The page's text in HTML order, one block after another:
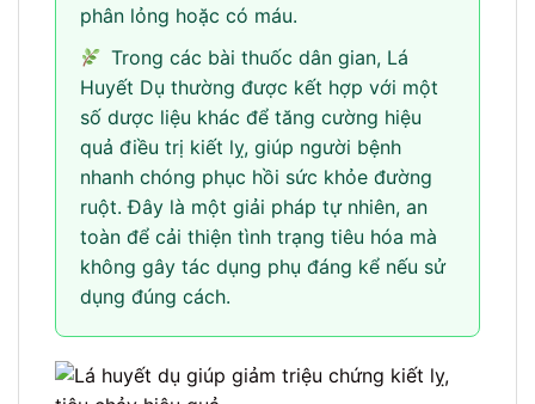
phân lỏng hoặc có máu.
Trong các bài thuốc dân gian, Lá
Huyết Dụ thường được kết hợp với một
số dược liệu khác để tăng cường hiệu
quả điều trị kiết lỵ, giúp người bệnh
nhanh chóng phục hồi sức khỏe đường
ruột. Đây là một giải pháp tự nhiên, an
toàn để cải thiện tình trạng tiêu hóa mà
không gây tác dụng phụ đáng kể nếu sử
dụng đúng cách.